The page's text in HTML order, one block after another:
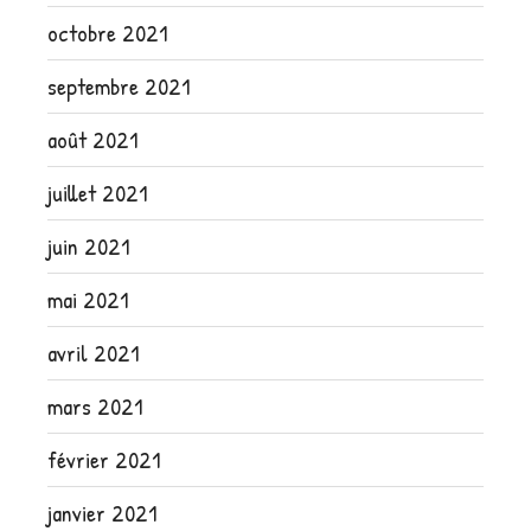
octobre 2021
septembre 2021
août 2021
juillet 2021
juin 2021
mai 2021
avril 2021
mars 2021
février 2021
janvier 2021